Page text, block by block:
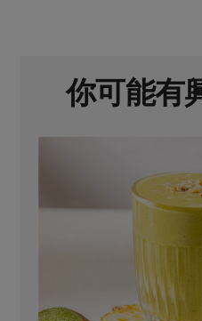
你可能有